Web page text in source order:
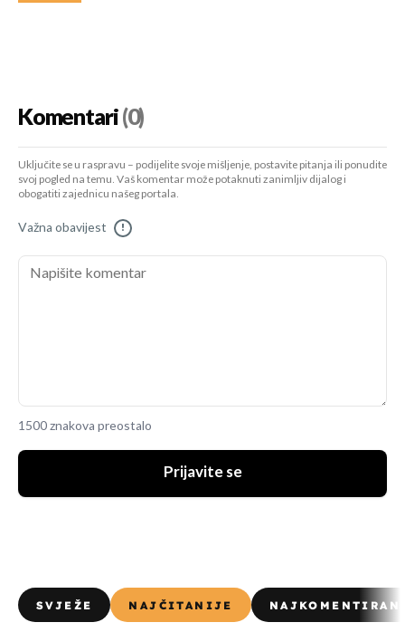
Komentari(0)
Uključite se u raspravu – podijelite svoje mišljenje, postavite pitanja ili ponudite
svoj pogled na temu. Vaš komentar može potaknuti zanimljiv dijalog i
obogatiti zajednicu našeg portala.
Važna obavijest !
1500 znakova preostalo
Prijavite se
SVJEŽE NAJČITANIJE